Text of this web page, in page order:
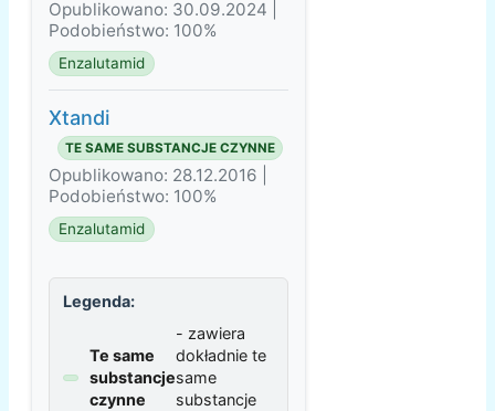
Opublikowano: 30.09.2024 |
Podobieństwo: 100%
Enzalutamid
Xtandi
TE SAME SUBSTANCJE CZYNNE
Opublikowano: 28.12.2016 |
Podobieństwo: 100%
Enzalutamid
Legenda:
Te same
substancje
czynne
- zawiera
dokładnie te
same
substancje